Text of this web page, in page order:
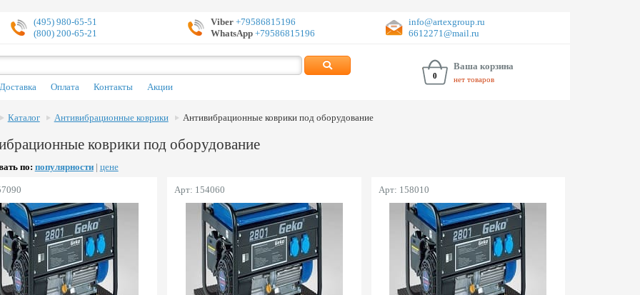
(495) 980-65-51
(800) 200-65-21
Viber+79586815196
WhatsApp+79586815196
info@artexgroup.ru
6612271@mail.ru
Доставка Оплата Контакты Акции
0
Ваша корзина
нет товаров
Каталог Антивибрационные коврики Антивибрационные коврики под оборудование
коврики под оборудование
по: популярности| цене
Арт: 154060 Арт: 158010